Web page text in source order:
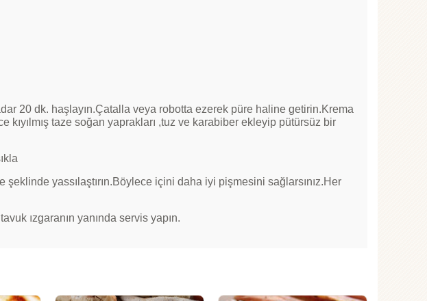
20 dk. haşlayın.Çatalla veya robotta ezerek püre haline getirin.Krema
kıyılmış taze soğan yaprakları ,tuz ve karabiber ekleyip pütürsüz bir
şeklinde yassılaştırın.Böylece içini daha iyi pişmesini sağlarsınız.Her
ızgaranın yanında servis yapın.